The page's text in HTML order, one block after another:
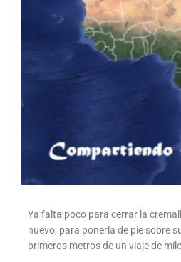
Ya falta poco para cerrar la
nuevo, para ponerla de pie sobre
primeros metros de un viaje de